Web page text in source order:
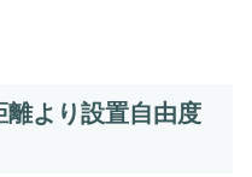
離より設置自由度